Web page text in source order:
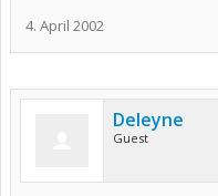
4. April 2002
Deleyne
Guest